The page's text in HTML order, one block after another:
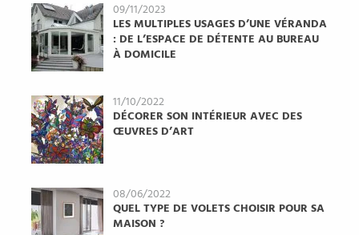
09/11/2023
LES MULTIPLES USAGES D’UNE VÉRANDA
: DE L’ESPACE DE DÉTENTE AU BUREAU
À DOMICILE
11/10/2022
DÉCORER SON INTÉRIEUR AVEC DES
ŒUVRES D’ART
08/06/2022
QUEL TYPE DE VOLETS CHOISIR POUR SA
MAISON ?